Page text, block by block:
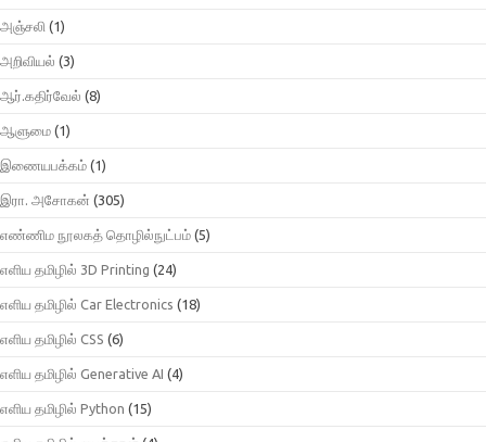
அஞ்சலி (1)
அறிவியல் (3)
ஆர்.கதிர்வேல் (8)
ஆளுமை (1)
இணையபக்கம் (1)
இரா. அசோகன் (305)
எண்ணிம நூலகத் தொழில்நுட்பம் (5)
எளிய தமிழில் 3D Printing (24)
எளிய தமிழில் Car Electronics (18)
எளிய தமிழில் CSS (6)
எளிய தமிழில் Generative AI (4)
எளிய தமிழில் Python (15)